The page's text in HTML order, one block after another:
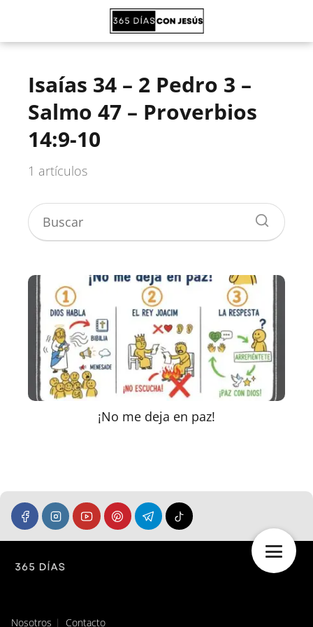
Isaías 34 – 2 Pedro 3 –
Salmo 47 – Proverbios
14:9-10
1 artículos
¡No me deja en paz!
Nosotros Contacto